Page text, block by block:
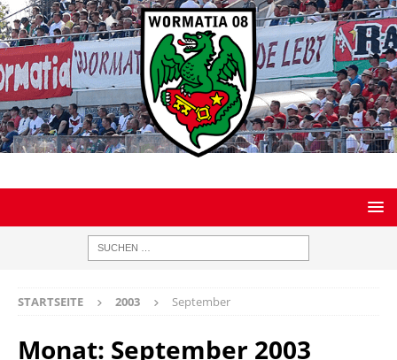
STARTSEITE 2003 September
Monat: September 2003